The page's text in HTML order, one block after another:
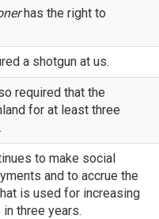
has the right to
a shotgun at us.
required that the
for at least three
to make social
and to accrue the
is used for increasing
three years.